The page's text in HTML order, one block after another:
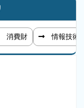
消費財 情報技術